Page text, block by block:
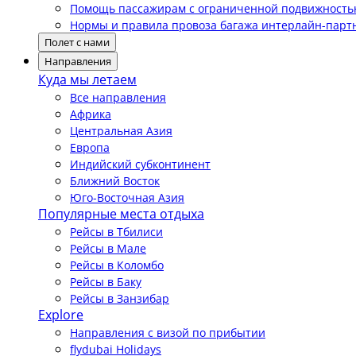
Помощь пассажирам с ограниченной
Нормы и правила провоза багажа интерлайн-
Полет с нами
Направления
Куда мы летаем
Все направления
Африка
Центральная Азия
Европа
Индийский субконтинент
Ближний Восток
Юго-Восточная Азия
Популярные места отдыха
Рейсы в Тбилиси
Рейсы в Мале
Рейсы в Коломбо
Рейсы в Баку
Рейсы в Занзибар
Explore
Направления с визой по прибытии
flydubai Holidays